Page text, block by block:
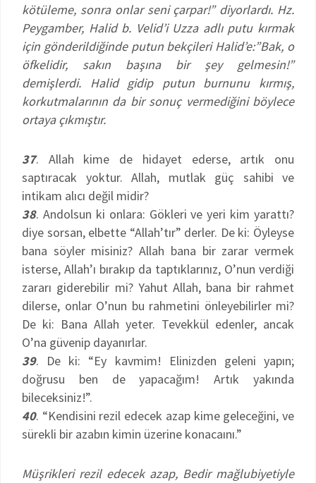
kötüleme, sonra onlar seni çarpar!” diyorlardı. Hz.
Peygamber, Halid b. Velid’i Uzza adlı putu kırmak
için gönderildiğinde putun bekçileri Halid’e:”Bak, o
öfkelidir, sakın başına bir şey gelmesin!”
demişlerdi. Halid gidip putun burnunu kırmış,
korkutmalarının da bir sonuç vermediğini böylece
ortaya çıkmıştır.
37. Allah kime de hidayet ederse, artık onu
saptıracak yoktur. Allah, mutlak güç sahibi ve
intikam alıcı değil midir?
38. Andolsun ki onlara: Gökleri ve yeri kim yarattı?
diye sorsan, elbette “Allah’tır” derler. De ki: Öyleyse
bana söyler misiniz? Allah bana bir zarar vermek
isterse, Allah’ı bırakıp da taptıklarınız, O’nun verdiği
zararı giderebilir mi? Yahut Allah, bana bir rahmet
dilerse, onlar O’nun bu rahmetini önleyebilirler mi?
De ki: Bana Allah yeter. Tevekkül edenler, ancak
O’na güvenip dayanırlar.
39. De ki: “Ey kavmim! Elinizden geleni yapın;
doğrusu ben de yapacağım! Artık yakında
bileceksiniz!”.
40. “Kendisini rezil edecek azap kime geleceğini, ve
sürekli bir azabın kimin üzerine konacaını.”
Müşrikleri rezil edecek azap, Bedir mağlubiyetiyle